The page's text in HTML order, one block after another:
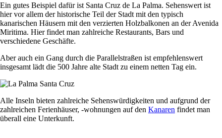
Ein gutes Beispiel dafür ist Santa Cruz de La Palma. Sehenswert ist
hier vor allem der historische Teil der Stadt mit den typisch
kanarischen Häusern mit den verzierten Holzbalkonen an der Avenida
Miritima. Hier findet man zahlreiche Restaurants, Bars und
verschiedene Geschäfte.
Aber auch ein Gang durch die Parallelstraßen ist empfehlenswert
insgesamt lädt die 500 Jahre alte Stadt zu einem netten Tag ein.
Alle Inseln bieten zahlreiche Sehenswürdigkeiten und aufgrund der
zahlreichen Ferienhäuser, -wohnungen auf den Kanaren findet man
überall eine Unterkunft.